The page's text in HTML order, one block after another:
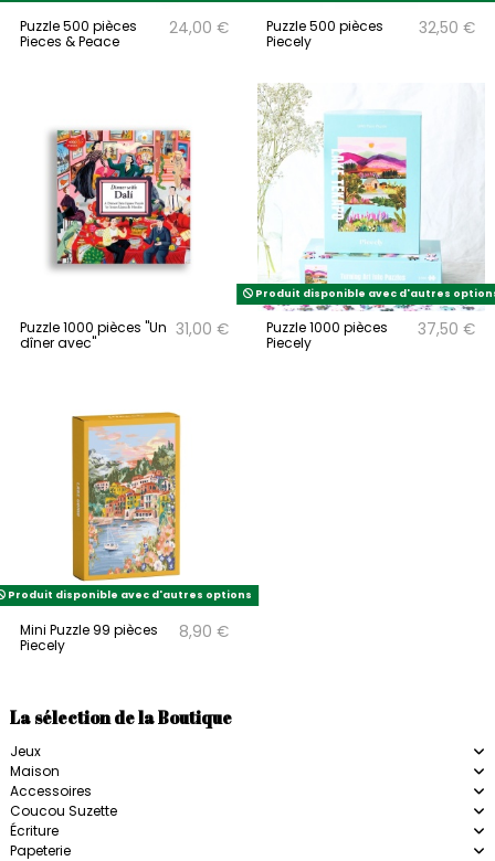
Puzzle 500 pièces
Pieces & Peace
24,00 €
Puzzle 500 pièces
Piecely
32,50 €
Puzzle 1000 pièces "Un
dîner avec"
31,00 €
Produit disponible avec d'autres
Puzzle 1000 pièces
Piecely
37,50 €
Produit disponible avec d'autres options
Mini Puzzle 99 pièces
Piecely
8,90 €
La sélection de la Boutique
Jeux
Maison
Accessoires
Coucou Suzette
Écriture
Papeterie